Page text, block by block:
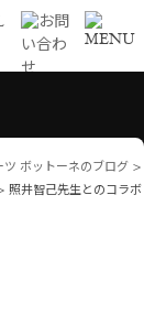
ツ ボットーネのブログ >
照井智己先生とのコラボ